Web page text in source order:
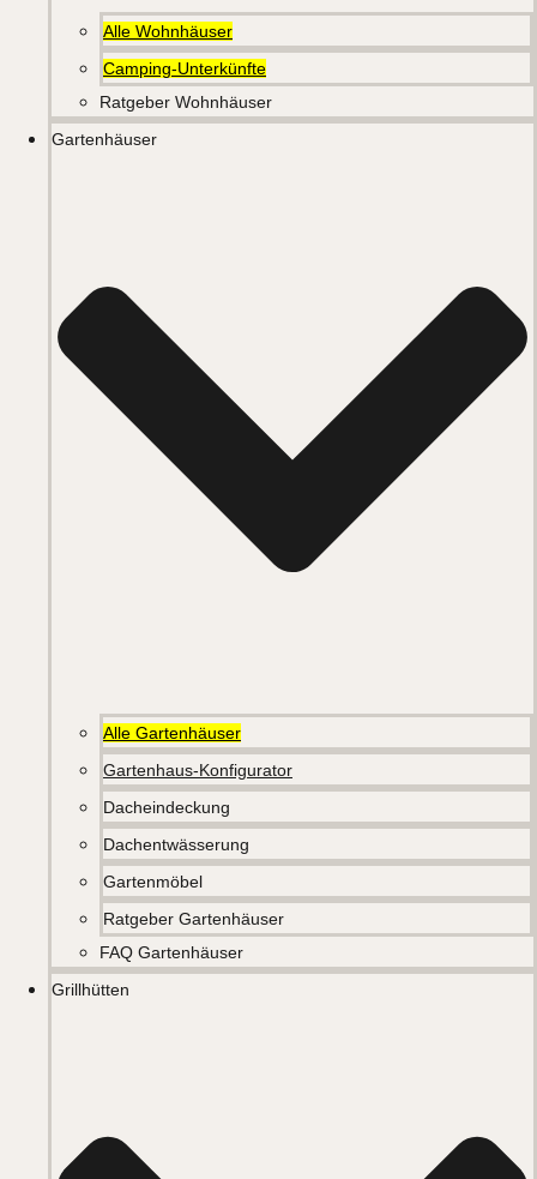
Alle Wohnhäuser
Camping-Unterkünfte
Ratgeber Wohnhäuser
Gartenhäuser
Alle Gartenhäuser
Gartenhaus-Konfigurator
Dacheindeckung
Dachentwässerung
Gartenmöbel
Ratgeber Gartenhäuser
FAQ Gartenhäuser
Grillhütten